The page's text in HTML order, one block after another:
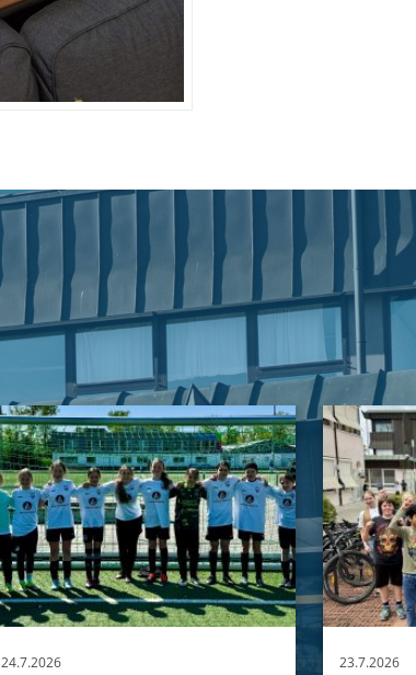
24.7.2026 23.7.2026